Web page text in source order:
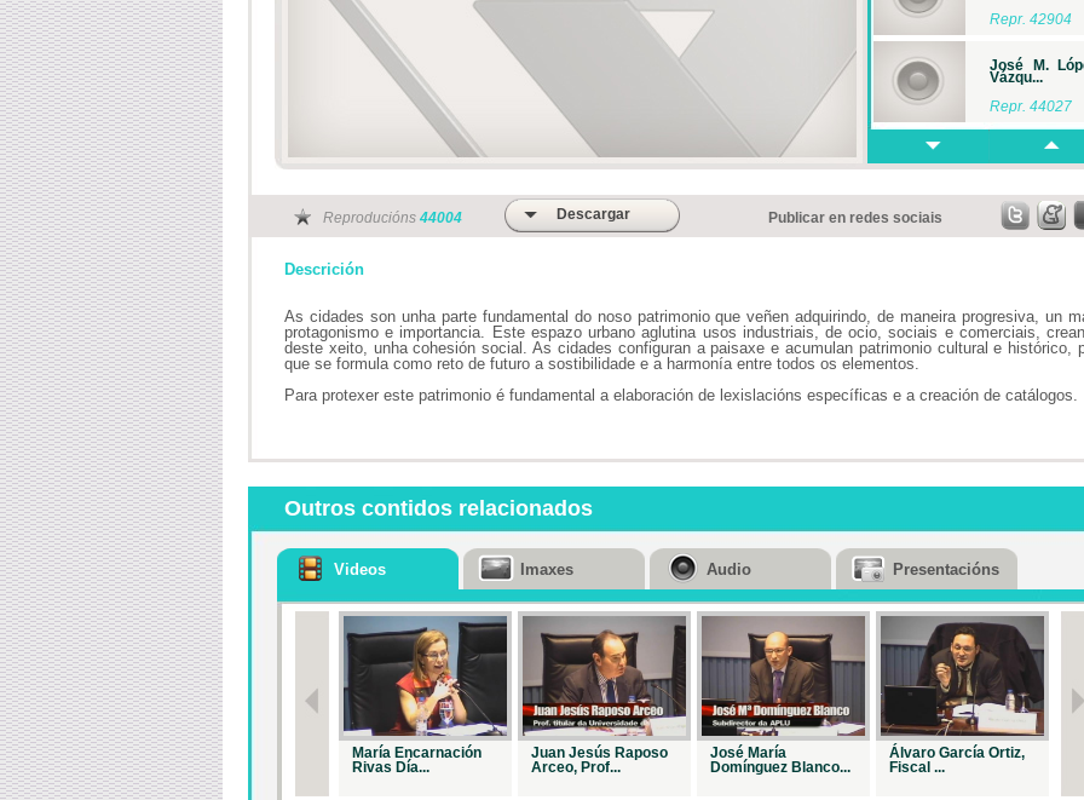
Repr. 42904
José M.
Vázqu...
Repr. 44027
Francisco
Miguel
Repr. 44136
Mesa
Alberto
Prínci...
Repr. 44259
Rod...
Cristina
Giménez
Nava...
Repr. 43519
Antonio
Moreno...
Repr. 43803
Enrique
Reproducións 44004 Descargar Publicar en redes sociais
Descrición
As cidades son unha parte fundamental do noso patrimonio que veñen adquirindo, de maneira progresiva, un
protagonismo e importancia. Este espazo urbano aglutina usos industriais, de ocio, sociais e comerciais,
deste xeito, unha cohesión social. As cidades configuran a paisaxe e acumulan patrimonio cultural e histórico,
que se formula como reto de futuro a sostibilidade e a harmonía entre todos os elementos.
Para protexer este patrimonio é fundamental a elaboración de lexislacións específicas e a creación de catálogos.
Outros contidos relacionados
Videos
María Encarnación
Rivas Día...
Juan Jesús Raposo
Arceo, Prof...
José María
Domínguez Blanco...
Álvaro García Ortiz,
Fiscal ...
Imaxes Audio Presentacións